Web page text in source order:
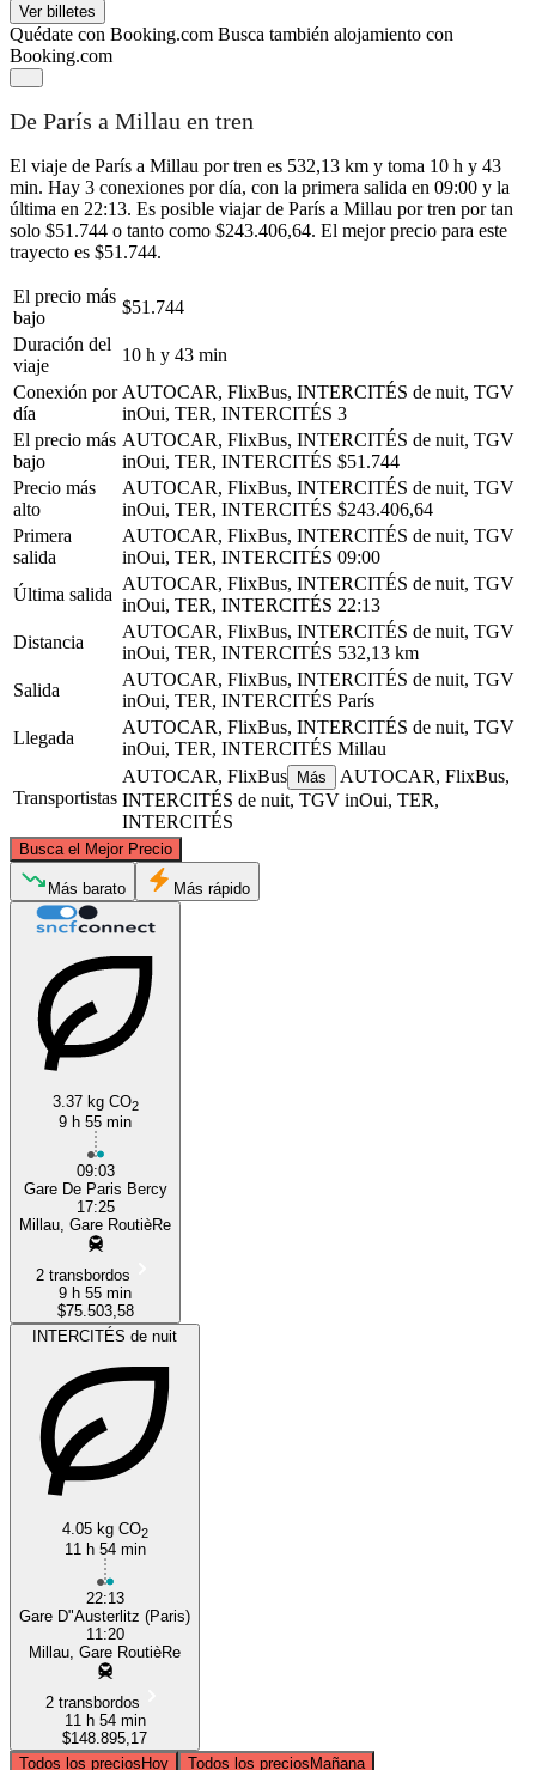
Ver billetes
Quédate con Booking.com Busca también alojamiento con
Booking.com
De París a Millau en tren
El viaje de París a Millau por tren es 532,13 km y toma 10 h y 43
min. Hay 3 conexiones por día, con la primera salida en 09:00 y la
última en 22:13. Es posible viajar de París a Millau por tren por tan
solo $51.744 o tanto como $243.406,64. El mejor precio para este
trayecto es $51.744.
El precio más
bajo
$51.744
Duración del
viaje
10 h y 43 min
Conexión por
día
AUTOCAR, FlixBus, INTERCITÉS de nuit, TGV
inOui, TER, INTERCITÉS 3
El precio más
bajo
AUTOCAR, FlixBus, INTERCITÉS de nuit, TGV
inOui, TER, INTERCITÉS $51.744
Precio más
alto
AUTOCAR, FlixBus, INTERCITÉS de nuit, TGV
inOui, TER, INTERCITÉS $243.406,64
Primera
salida
AUTOCAR, FlixBus, INTERCITÉS de nuit, TGV
inOui, TER, INTERCITÉS 09:00
Última salida
AUTOCAR, FlixBus, INTERCITÉS de nuit, TGV
inOui, TER, INTERCITÉS 22:13
Distancia
AUTOCAR, FlixBus, INTERCITÉS de nuit, TGV
inOui, TER, INTERCITÉS 532,13 km
Salida
AUTOCAR, FlixBus, INTERCITÉS de nuit, TGV
inOui, TER, INTERCITÉS París
Llegada
AUTOCAR, FlixBus, INTERCITÉS de nuit, TGV
inOui, TER, INTERCITÉS Millau
Transportistas
AUTOCAR, FlixBus Más
AUTOCAR, FlixBus,
INTERCITÉS de nuit, TGV inOui, TER,
INTERCITÉS
Busca el Mejor Precio
Paris
Más barato Más rápido
3.37 kg CO2
9 h 55 min
09:03
Gare De Paris Bercy
17:25
Millau, Gare RoutièRe
2 transbordos
9 h 55 min
$75.503,58
INTERCITÉS de nuit
4.05 kg CO2
11 h 54 min
22:13
Gare D"Austerlitz (Paris)
11:20
Millau, Gare RoutièRe
2 transbordos
11 h 54 min
$148.895,17
Todos los preciosHoy Todos los preciosMañana